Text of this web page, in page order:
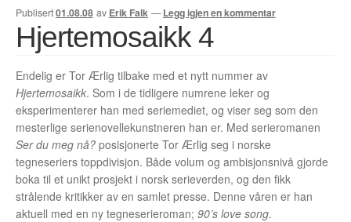
Handlekurv
Lenker
Min konto
Nyheter
Nyhetsarkiv
Opprørets bobler
Publisert01.08.08 av Erik Falk —Legg igjen en kommentar
Hjertemosaikk 4
Endelig er Tor Ærlig tilbake med et nytt nummer av
Hjertemosaikk. Som i de tidligere numrene leker og
eksperimenterer han med seriemediet, og viser seg som den
mesterlige serienovellekunstneren han er. Med serieromanen
Ser du meg nå?posisjonerte Tor Ærlig seg i norske
tegneseriers toppdivisjon. Både volum og ambisjonsnivå gjorde
boka til et unikt prosjekt i norsk serieverden, og den fikk
strålende kritikker av en samlet presse. Denne våren er han
aktuell med en ny tegneserieroman; 90’s love song.